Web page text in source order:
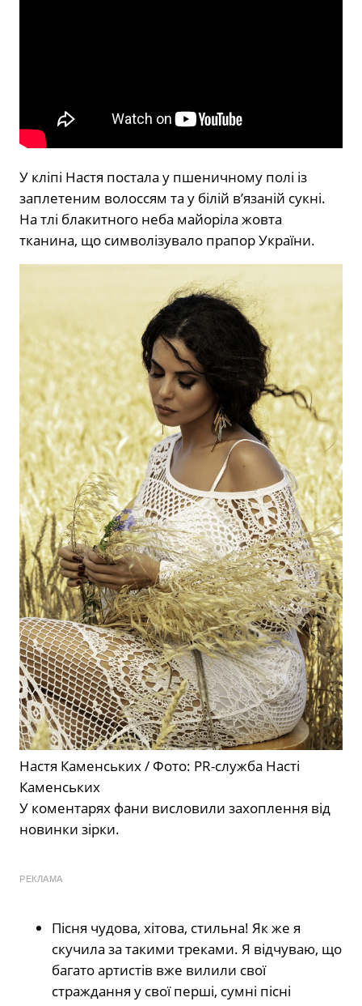
У кліпі Настя постала у пшеничному полі із
заплетеним волоссям та у білій в’язаній сукні.
На тлі блакитного неба майоріла жовта
тканина, що символізувало прапор України.
Настя Каменських / Фото: PR-служба Насті
Каменських
У коментарях фани висловили захоплення від
новинки зірки.
РЕКЛАМА
Пісня чудова, хітова, стильна! Як же я
скучила за такими треками. Я відчуваю, що
багато артистів вже вилили свої
страждання у свої перші, сумні пісні